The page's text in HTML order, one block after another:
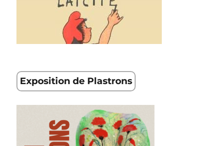
Exposition de Plastrons